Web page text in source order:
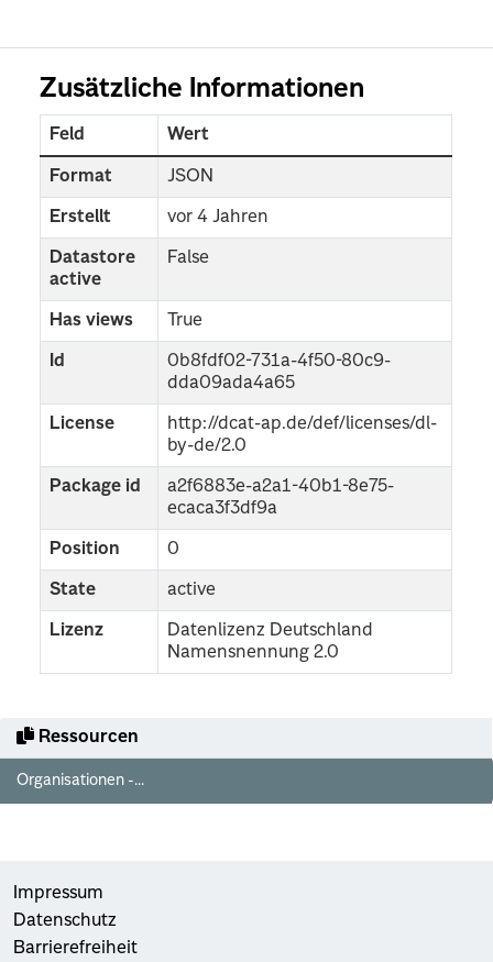
Ressourcen
Organisationen -...
Zusätzliche Informationen
Feld Wert
Format JSON
Erstellt vor 4 Jahren
Datastore
active
False
Has views True
Id
0b8fdf02-731a-4f50-80c9-
dda09ada4a65
License
http://dcat-ap.de/def/licenses/dl-
by-de/2.0
Package id
a2f6883e-a2a1-40b1-8e75-
ecaca3f3df9a
Position 0
State active
Lizenz
Datenlizenz Deutschland
Namensnennung 2.0
Impressum
Datenschutz
Barrierefreiheit